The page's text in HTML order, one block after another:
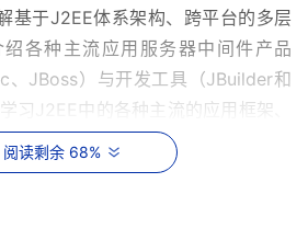
基于J2EE体系架构、跨平台的多层
各种主流应用服务器中间件产品
、JBoss）与开发工具（JBuilder和
习J2EE中的各种主流的应用框架、
深入学习高端数据库（Oracle）应用
术。
养及职业规划指导和训练
阅读剩余 68%